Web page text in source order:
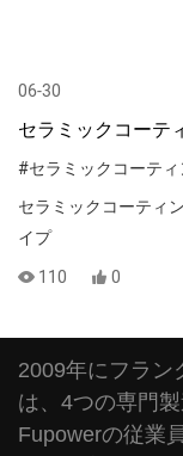
06-30
セラミックコーテ
ダウンパイプ
#セラミックコーテ
セラミックコーティ
イプ
110
0
2009年にフラン
は、4つの専門
Fupowerの従業